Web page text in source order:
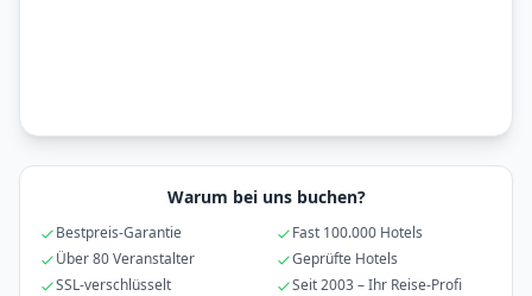
Warum bei uns buchen?
Bestpreis-Garantie
Fast 100.000 Hotels
Über 80 Veranstalter
Geprüfte Hotels
SSL-verschlüsselt
Seit 2003 – Ihr Reise-Profi